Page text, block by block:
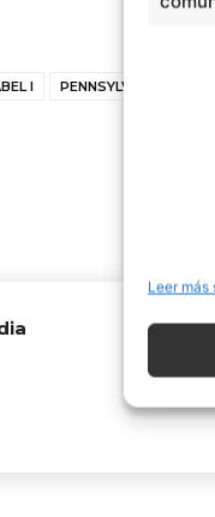
Leer más
I PENNSYLVANIA